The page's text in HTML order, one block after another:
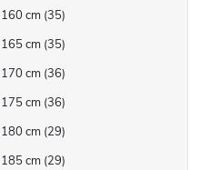
cm 35
cm 35
cm 36
cm 36
cm 29
cm 29